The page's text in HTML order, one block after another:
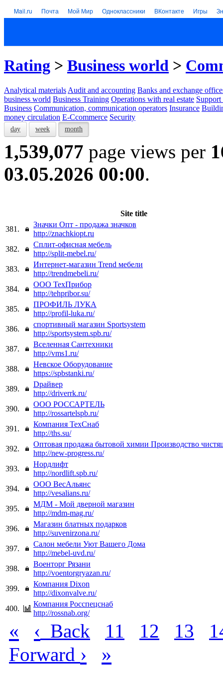
Mail.ru Почта Мой Мир Одноклассники ВКонтакте Игры
Rating > Business world >
Analytical materials Audit and accounting Banks and exchange
business world Business Training Operations with real estate Support
Business Communication, communication operators Insurance
money circulation E-Ccommerce Security
day week month
1,539,077 page views per
03.05.2026 00:00.
Site title
381.
Значки Опт - продажа значков
http://znachkiopt.ru
382.
Сплит-офисная мебель
http://split-mebel.ru/
383.
Интернет-магазин Trend мебели
http://trendmebeli.ru/
384.
ООО ТехПрибор
http://tehpribor.su/
385.
ПРОФИЛЬ ЛУКА
http://profil-luka.ru/
386.
спортивный магазин Sportsystem
http://sportsystem.spb.ru/
387.
Вселенная Сантехники
http://vms1.ru/
388.
Невское Оборудование
https://spbstanki.ru/
389.
Dрайвер
http://driverrk.ru/
390.
ООО РОССАРТЕЛЬ
http://rossartelspb.ru/
391.
Компания ТехСнаб
http://ths.su/
392.
Оптовая продажа бытовой химии Производство
http://new-progress.ru/
393.
Нордлифт
http://nordlift.spb.ru/
394.
ООО ВесАльянс
http://vesalians.ru/
395.
МДМ - Мой дверной магазин
http://mdm-mag.ru/
396.
Магазин блатных подарков
http://suvenirzona.ru/
397.
Салон мебели Уют Вашего Дома
http://mebel-uvd.ru/
398.
Военторг Рязани
http://voentorgryazan.ru/
399.
Компания Dixon
http://dixonvalve.ru/
400.
Компания Росспецснаб
http://rossnab.org/
« ‹ Back 11 12 13
Forward › »